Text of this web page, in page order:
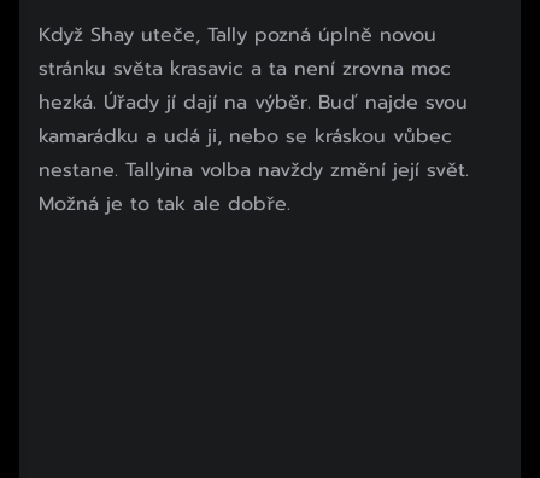
Začátek reklamy
Konec reklamy
Když Shay uteče, Tally pozná úplně novou
stránku světa krasavic a ta není zrovna moc
hezká. Úřady jí dají na výběr. Buď najde svou
kamarádku a udá ji, nebo se kráskou vůbec
nestane. Tallyina volba navždy změní její svět.
Možná je to tak ale dobře.